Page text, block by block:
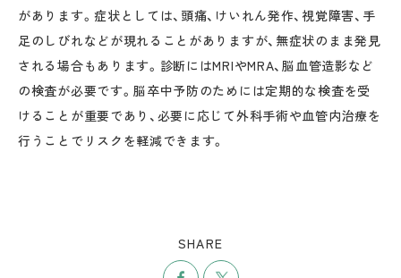
があります。症状としては、頭痛、けいれん発作、視覚障害、手
足のしびれなどが現れることがありますが、無症状のまま発見
される場合もあります。診断にはMRIやMRA、脳血管造影など
の検査が必要です。脳卒中予防のためには定期的な検査を受
けることが重要であり、必要に応じて外科手術や血管内治療を
行うことでリスクを軽減できます。
SHARE
シェア